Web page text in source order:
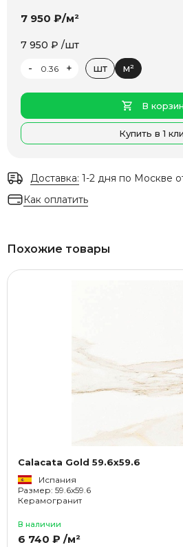
7 950 ₽/м²
7 950 ₽ /шт
-
+ шт м²
В
Купить в 1
Доставка: 1-2 дня по Москве
Как оплатить
Похожие товары
Calacata Gold 59.6x59.6
Испания
Размер: 59.6x59.6
Керамогранит
В наличии
6 740 ₽ /м²